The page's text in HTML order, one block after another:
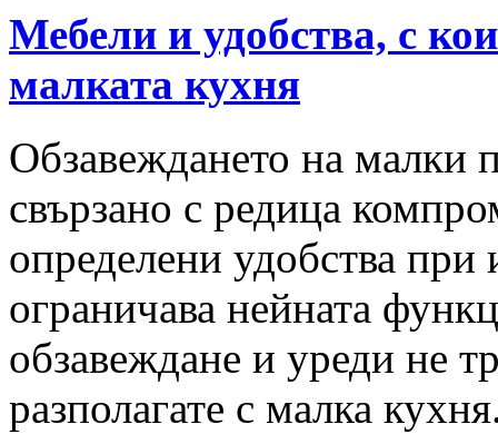
Мебели и удобства, с
малката кухня
Обзавеждането на малки
свързано с редица
определени удобства при
ограничава нейната
обзавеждане и уреди не
разполагате с малка